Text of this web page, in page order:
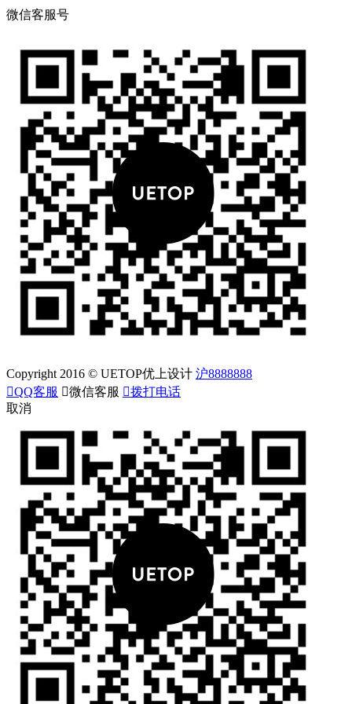
微信客服号
Copyright 2016 © UETOP优上设计 沪8888888
QQ客服 微信客服 拨打电话
取消